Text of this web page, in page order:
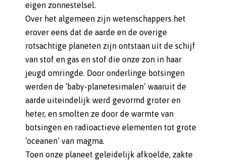
eigen zonnestelsel.
Over het algemeen zijn wetenschappers het
erover eens dat de aarde en de overige
rotsachtige planeten zijn ontstaan uit de schijf
van stof en gas en stof die onze zon in haar
jeugd omringde. Door onderlinge botsingen
werden de ‘baby-planetesimalen’ waaruit de
aarde uiteindelijk werd gevormd groter en
heter, en smolten ze door de warmte van
botsingen en radioactieve elementen tot grote
‘oceanen’ van magma.
Toen onze planeet geleidelijk afkoelde, zakte